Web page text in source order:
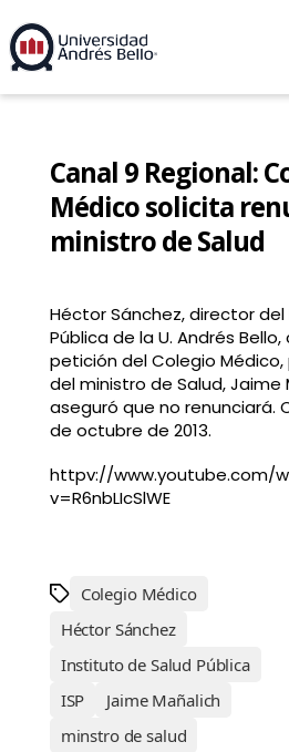
Canal 9 Regional:
Médico solicita
ministro de Salud
Héctor Sánchez, director
Pública de la U. Andrés
petición del Colegio
del ministro de Salud, Jaime
aseguró que no renunciará.
de octubre de 2013.
httpv://www.youtube.com/
v=R6nbLIcSlWE
Colegio Médico
Héctor Sánchez
Instituto de Salud Pública
ISP
Jaime Mañalich
minstro de salud